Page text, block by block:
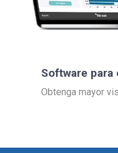
Software para
Obtenga mayor